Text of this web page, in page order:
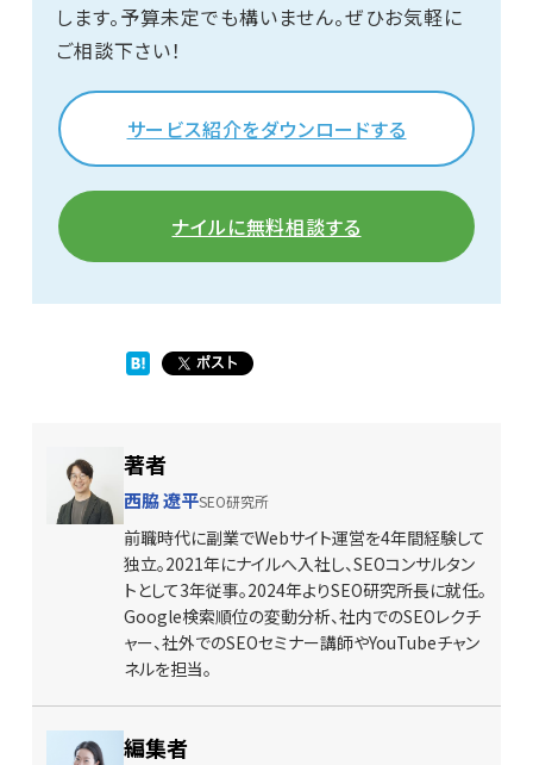
します。予算未定でも構いません。ぜひお気軽に
ご相談下さい！
サービス紹介をダウンロードする
ナイルに無料相談する
著者
西脇 遼平SEO研究所
前職時代に副業でWebサイト運営を4年間経験して
独立。2021年にナイルへ入社し、SEOコンサルタン
トとして3年従事。2024年よりSEO研究所長に就任。
Google検索順位の変動分析、社内でのSEOレクチ
ャー、社外でのSEOセミナー講師やYouTubeチャン
ネルを担当。
編集者